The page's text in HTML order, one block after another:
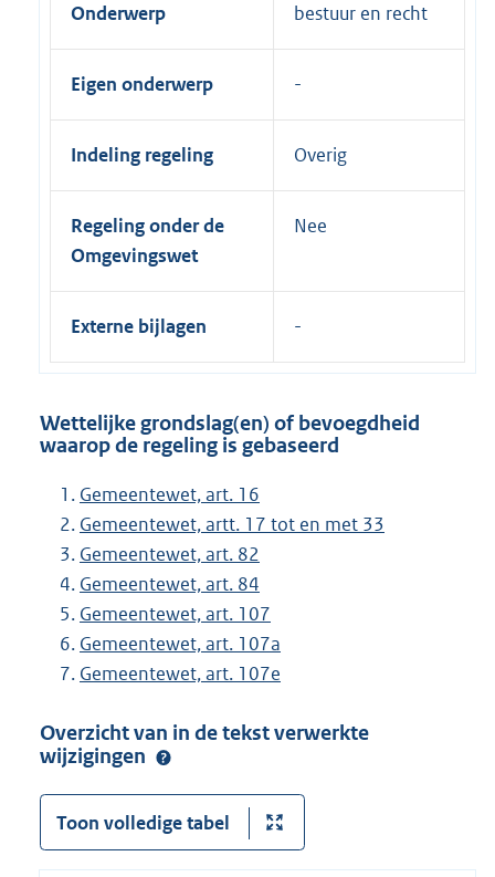
Onderwerp bestuur en recht
Eigen onderwerp
Indeling regeling Overig
Regeling onder de
Omgevingswet
Nee
Externe bijlagen
Wettelijke grondslag(en) of bevoegdheid
waarop de regeling is gebaseerd
Gemeentewet, art. 16
Gemeentewet, artt. 17 tot en met 33
Gemeentewet, art. 82
Gemeentewet, art. 84
Gemeentewet, art. 107
Gemeentewet, art. 107a
Gemeentewet, art. 107e
Overzicht van in de tekst verwerkte
wijzigingen
Toon volledige tabel